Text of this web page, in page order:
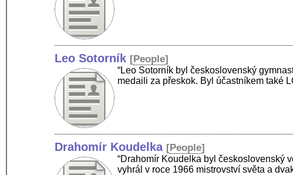
Leo Sotorník [People]
“Leo Sotorník byl československý
medaili za přeskok. Byl účastníkem také
Drahomír Koudelka [People]
“Drahomír Koudelka byl československý
vyhrál v roce 1966 mistrovství světa a